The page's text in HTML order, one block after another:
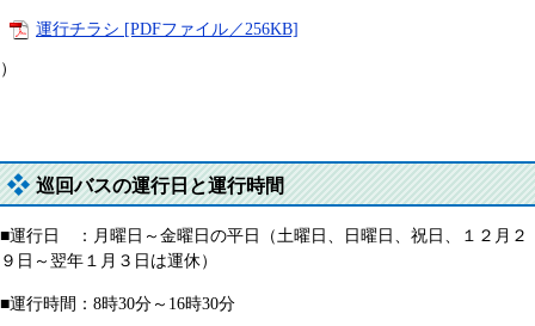
運行チラシ [PDFファイル／256KB]
）
巡回バスの運行日と運行時間
■運行日 ：月曜日～金曜日の平日（土曜日、日曜日、祝日、１２月２
９日～翌年１月３日は運休）
■運行時間：8時30分～16時30分